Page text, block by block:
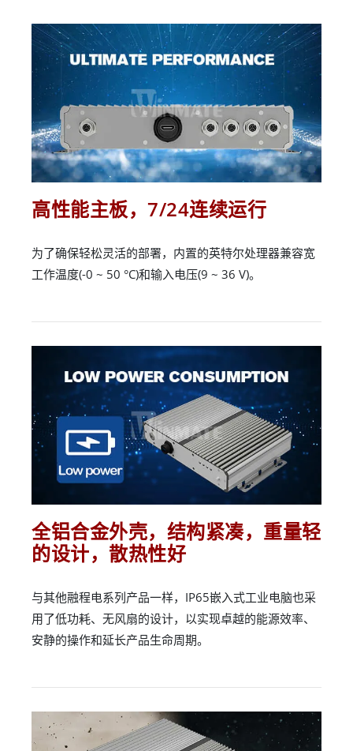
高性能主板，7/24连续运行
为了确保轻松灵活的部署，内置的英特尔处理器兼容宽
工作温度(-0 ~ 50 °C)和输入电压(9 ~ 36 V)。
全铝合金外壳，结构紧凑，重量轻
的设计，散热性好
与其他融程电系列产品一样，IP65嵌入式工业电脑也采
用了低功耗、无风扇的设计，以实现卓越的能源效率、
安静的操作和延长产品生命周期。